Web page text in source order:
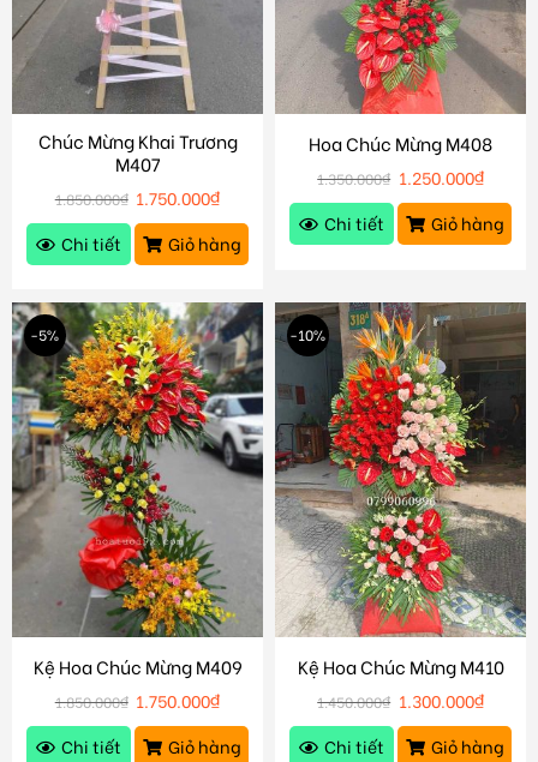
Chúc Mừng Khai Trương
M407
1.850.000₫ 1.750.000₫
Chi tiết
Giỏ hàng
Hoa Chúc Mừng M408
1.350.000₫ 1.250.000₫
Chi tiết
Giỏ hàng
-5%
Kệ Hoa Chúc Mừng M409
1.850.000₫ 1.750.000₫
Chi tiết
Giỏ hàng
-10%
Kệ Hoa Chúc Mừng M410
1.450.000₫ 1.300.000₫
Chi tiết
Giỏ hàng